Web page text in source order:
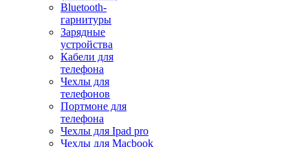
Bluetooth-
гарнитуры
Зарядные
устройства
Кабели для
телефона
Чехлы для
телефонов
Портмоне для
телефона
Чехлы для Ipad pro
Чехлы для Macbook